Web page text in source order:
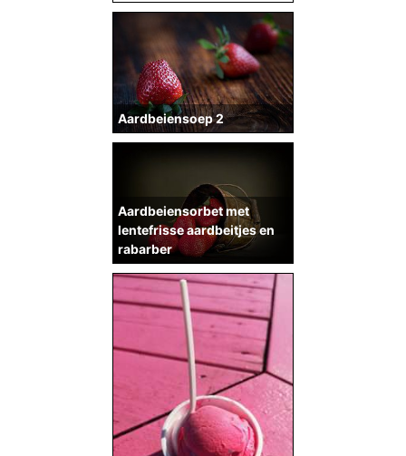
Aardbeiensoep 2
Aardbeiensorbet met
lentefrisse aardbeitjes en
rabarber